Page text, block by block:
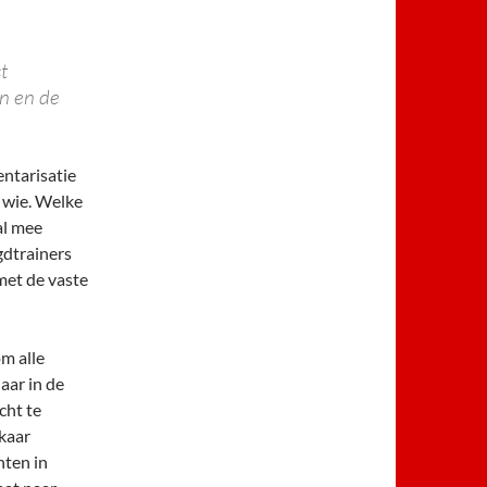
en de
Welke
mee
de vaste
alle
in de
te
in